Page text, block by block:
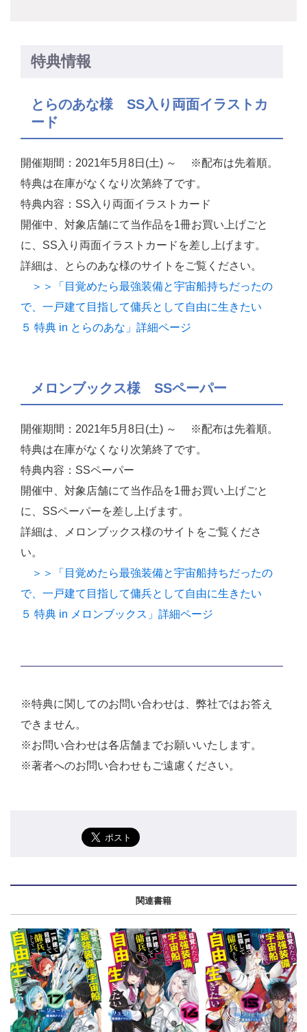
特典情報
とらのあな様 SS入り両面イラストカ
ード
開催期間：2021年5月8日(土) ～ ※配布は先着順。
特典は在庫がなくなり次第終了です。
特典内容：SS入り両面イラストカード
開催中、対象店舗にて当作品を1冊お買い上げごと
に、SS入り両面イラストカードを差し上げます。
詳細は、とらのあな様のサイトをご覧ください。
＞＞「目覚めたら最強装備と宇宙船持ちだったの
で、一戸建て目指して傭兵として自由に生きたい
５ 特典 in とらのあな」詳細ページ
メロンブックス様 SSペーパー
開催期間：2021年5月8日(土) ～ ※配布は先着順。
特典は在庫がなくなり次第終了です。
特典内容：SSペーパー
開催中、対象店舗にて当作品を1冊お買い上げごと
に、SSペーパーを差し上げます。
詳細は、メロンブックス様のサイトをご覧くださ
い。
＞＞「目覚めたら最強装備と宇宙船持ちだったの
で、一戸建て目指して傭兵として自由に生きたい
５ 特典 in メロンブックス」詳細ページ
※特典に関してのお問い合わせは、弊社ではお答え
できません。
※お問い合わせは各店舗までお願いいたします。
※著者へのお問い合わせもご遠慮ください。
関連書籍